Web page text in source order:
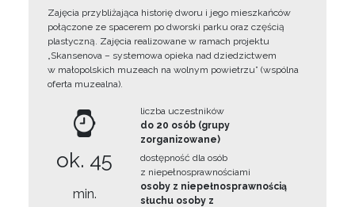
Zajęcia przybliżająca historię dworu i jego mieszkańców
połączone ze spacerem po dworski parku oraz częścią
plastyczną. Zajęcia realizowane w ramach projektu
„Skansenova – systemowa opieka nad dziedzictwem
w małopolskich muzeach na wolnym powietrzu” (wspólna
oferta muzealna).
ok. 45
min.
liczba uczestników
do 20 osób (grupy
zorganizowane)
dostępność dla osób
z niepełnosprawnościami
osoby z niepełnosprawnością
słuchu osoby z